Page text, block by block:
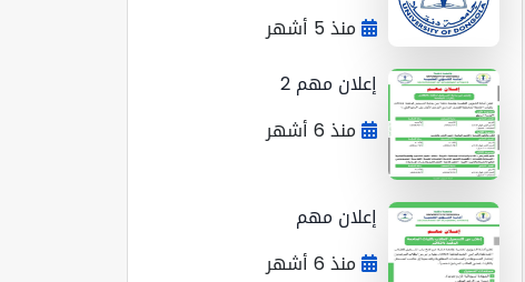
منذ 5 أشهر
إعلان مهم 2
منذ 6 أشهر
إعلان مهم
منذ 6 أشهر